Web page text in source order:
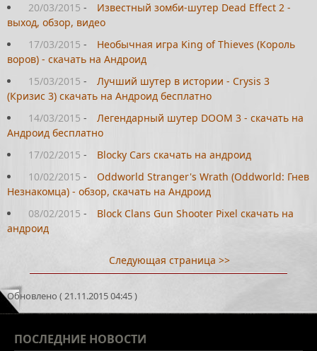
20/03/2015 -
Известный зомби-шутер Dead Effect 2 -
выход, обзор, видео
17/03/2015 -
Необычная игра King of Thieves (Король
воров) - скачать на Андроид
15/03/2015 -
Лучший шутер в истории - Crysis 3
(Кризис 3) скачать на Андроид бесплатно
14/03/2015 -
Легендарный шутер DOOM 3 - скачать на
Андроид бесплатно
17/02/2015 -
Blocky Cars скачать на андроид
10/02/2015 -
Oddworld Stranger's Wrath (Oddworld: Гнев
Незнакомца) - обзор, скачать на Андроид
08/02/2015 -
Block Clans Gun Shooter Pixel скачать на
андроид
Следующая страница >>
Обновлено ( 21.11.2015 04:45 )
ПОСЛЕДНИЕ НОВОСТИ